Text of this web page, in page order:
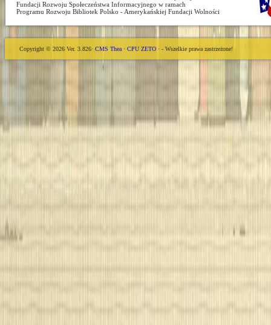
Fundacji Rozwoju Społeczeństwa Informacyjnego w ramach
Programu Rozwoju Bibliotek Polsko - Amerykańskiej Fundacji Wolności
Copyright © 2026 Ver. 3.826· CMS Thea · CPU ZETO · - Wszelkie prawa zastrzeżone!